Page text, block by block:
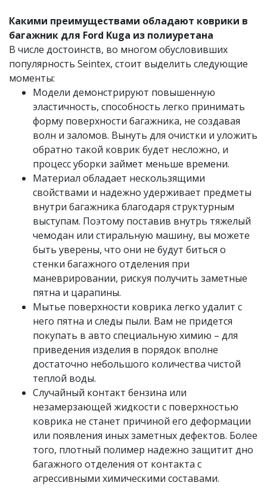
Какими преимуществами обладают коврики в
багажник для Ford Kuga из полиуретана
В числе достоинств, во многом обусловивших
популярность Seintex, стоит выделить следующие
моменты:
Модели демонстрируют повышенную
эластичность, способность легко принимать
форму поверхности багажника, не создавая
волн и заломов. Вынуть для очистки и уложить
обратно такой коврик будет несложно, и
процесс уборки займет меньше времени.
Материал обладает нескользящими
свойствами и надежно удерживает предметы
внутри багажника благодаря структурным
выступам. Поэтому поставив внутрь тяжелый
чемодан или стиральную машину, вы можете
быть уверены, что они не будут биться о
стенки багажного отделения при
маневрировании, рискуя получить заметные
пятна и царапины.
Мытье поверхности коврика легко удалит с
него пятна и следы пыли. Вам не придется
покупать в авто специальную химию – для
приведения изделия в порядок вполне
достаточно небольшого количества чистой
теплой воды.
Случайный контакт бензина или
незамерзающей жидкости с поверхностью
коврика не станет причиной его деформации
или появления иных заметных дефектов. Более
того, плотный полимер надежно защитит дно
багажного отделения от контакта с
агрессивными химическими составами.